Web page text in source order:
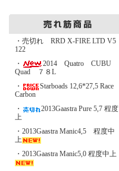
・売切れ RRD X-FIRE LTD V5
122
・
2014 Quatro CUBU
Quad ７８L
・
Starboads 12,6*27,5 Race
Carbon
・
2013Gaastra Pure 5,7 程度
上
・2013Gaastra Manic4,5 程度中
上
・2013Gaastra Manic5,0 程度中上